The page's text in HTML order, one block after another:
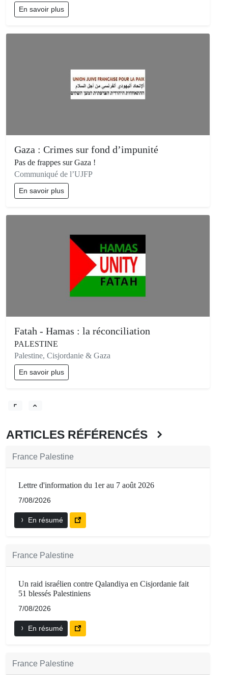
En savoir plus
Gaza : Crimes sur fond d’impunité
Pas de frappes sur Gaza !
Communiqué de l’UJFP
En savoir plus
Fatah - Hamas : la réconciliation
PALESTINE
Palestine, Cisjordanie & Gaza
En savoir plus
ARTICLES RÉFÉRENCÉS
France Palestine
Lettre d'information du 1er au 7 août 2026
7/08/2026
En résumé
France Palestine
Un raid israélien contre Qalandiya en Cisjordanie fait
51 blessés Palestiniens
7/08/2026
En résumé
France Palestine